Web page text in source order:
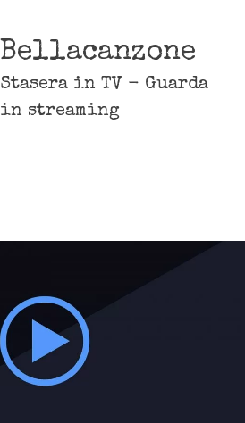
Bellacanzone
Stasera in TV - Guarda
in streaming